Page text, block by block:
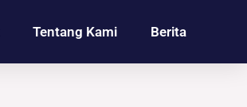
Tentang Kami Berita